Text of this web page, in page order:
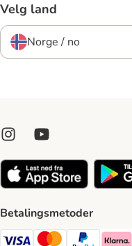
Velg land
Norge / no
Betalingsmetoder